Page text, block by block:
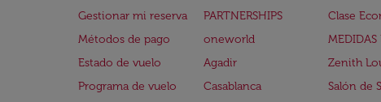
Gestionar mi reserva
Métodos de pago
Estado de vuelo
Programa de vuelo
PARTNERSHIPS
oneworld
Agadir
Casablanca
Clase
MEDIDAS
Zenith
Salón de